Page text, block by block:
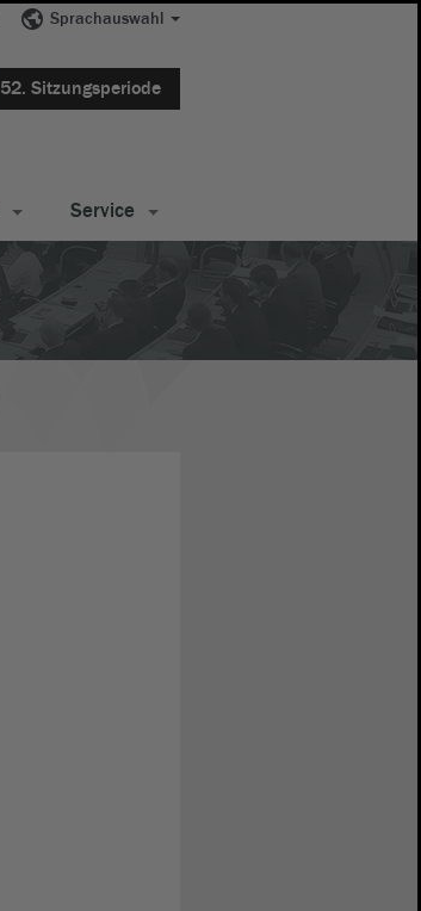
Sprachauswahl
52. Sitzungsperiode
Service